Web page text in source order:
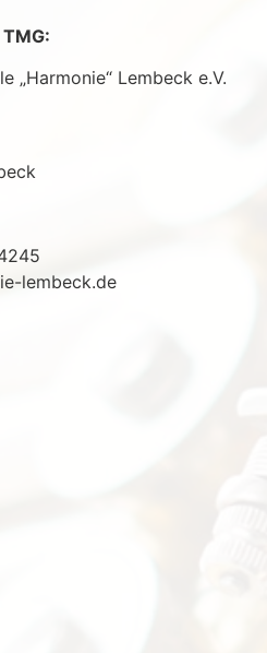
„Harmonie“ Lembeck e.V.
lembeck.de